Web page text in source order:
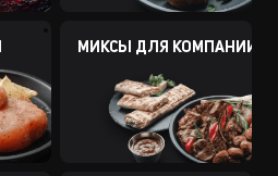
МИКСЫ ДЛЯ КОМПАНИИ